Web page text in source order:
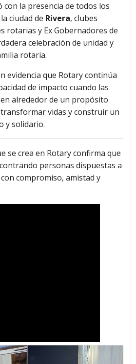
con la presencia de todos los
ciudad de Rivera, clubes
rotarias y Ex Gobernadores de
celebración de unidad y
rotaria.
evidencia que Rotary continúa
de impacto cuando las
alrededor de un propósito
vidas y construir un
y solidario.
se crea en Rotary confirma que
personas dispuestas a
compromiso, amistad y